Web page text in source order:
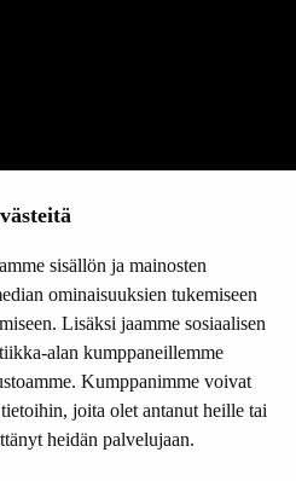
sisällön ja mainosten
ominaisuuksien tukemiseen
Lisäksi jaamme sosiaalisen
alan kumppaneillemme
Kumppanimme voivat
joita olet antanut heille tai
heidän palvelujaan.